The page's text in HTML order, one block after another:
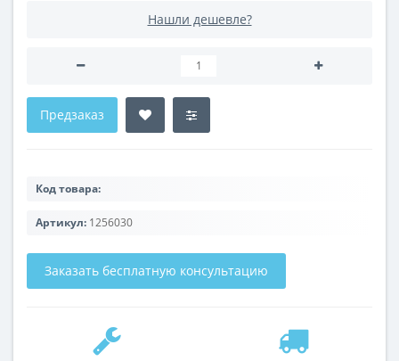
Нашли дешевле?
Предзаказ
Код товара:
Артикул: 1256030
Заказать бесплатную консультацию